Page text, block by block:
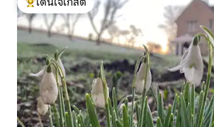
โดนใจเกสต์ที่สุด